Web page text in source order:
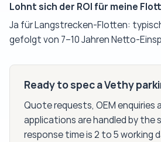
Lohnt sich der ROI für meine
Ja für Langstrecken-Flotten:
gefolgt von 7–10 Jahren Netto-
Ready to spec a Vethy
Quote requests, OEM enquiries
applications are handled by the
response time is 2 to 5 working